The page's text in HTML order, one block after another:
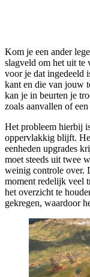
Kom je een ander
slagveld om het uit te
voor je dat ingedeeld
kant en die van jouw
kan je in beurten je
zoals aanvallen of
Het probleem hierbij
oppervlakkig blijft.
eenheden upgrades
moet steeds uit twee
weinig controle over.
moment redelijk veel
het overzicht te
gekregen, waardoor